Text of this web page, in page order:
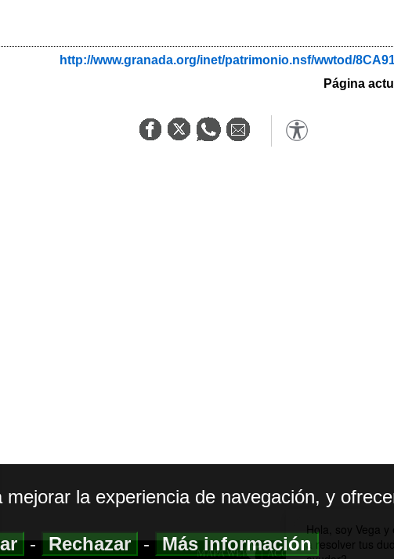
http://www.granada.org/inet/patrimonio.nsf/wwtod/
Página
MAPA WEB|ACCESIBILIDAD
la experiencia de navegación, y
-Rechazar-Más información